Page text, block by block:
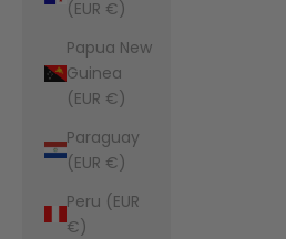
(EUR €)
Papua New
Guinea
(EUR €)
Paraguay
(EUR €)
Peru (EUR
€)